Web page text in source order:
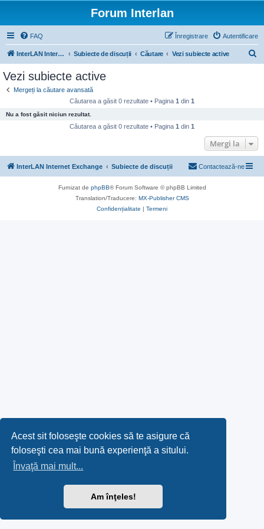
Acest sit foloseşte cookies să te asigure că
foloseşti cea mai bună experienţă a sitului.
Învaţă mai mult...
Am înţeles!
Forum Interlan
FAQ Autentificare
Înregistrare
InterLAN Internet Exchange Subiecte de discuții Căutare Vezi subiecte active
e
Vezi subiecte active
Mergeți la căutare avansată
Căutarea a găsit 0 rezultate • Pagina 1 din 1
Nu a fost găsit niciun rezultat.
Căutarea a găsit 0 rezultate • Pagina 1 din 1
Mergi la
InterLAN Internet Exchange Subiecte de discuții Contactează-ne
Furnizat de phpBB® Forum Software © phpBB Limited
Translation/Traducere: MX-Publisher CMS
Confidențialitate | Termeni